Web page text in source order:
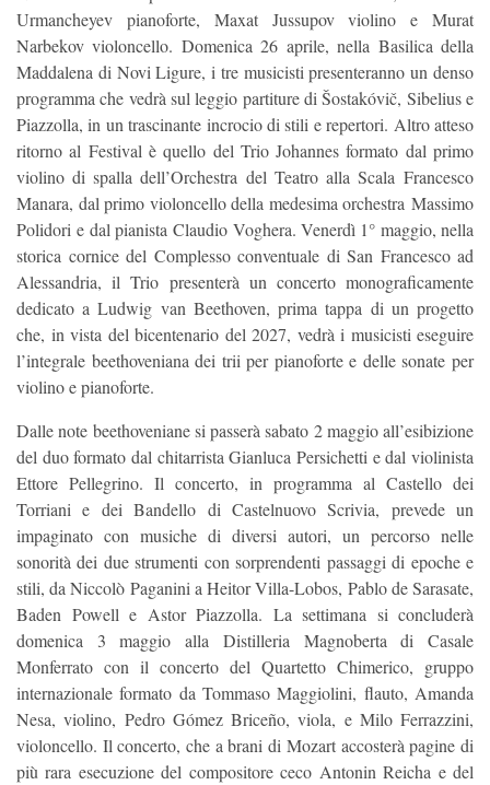
Urmancheyev pianoforte, Maxat Jussupov violino e Murat
Narbekov violoncello. Domenica 26 aprile, nella Basilica della
Maddalena di Novi Ligure, i tre musicisti presenteranno un denso
programma che vedrà sul leggio partiture di Šostakóvič, Sibelius e
Piazzolla, in un trascinante incrocio di stili e repertori. Altro atteso
ritorno al Festival è quello del Trio Johannes formato dal primo
violino di spalla dell’Orchestra del Teatro alla Scala Francesco
Manara, dal primo violoncello della medesima orchestra Massimo
Polidori e dal pianista Claudio Voghera. Venerdì 1° maggio, nella
storica cornice del Complesso conventuale di San Francesco ad
Alessandria, il Trio presenterà un concerto monograficamente
dedicato a Ludwig van Beethoven, prima tappa di un progetto
che, in vista del bicentenario del 2027, vedrà i musicisti eseguire
l’integrale beethoveniana dei trii per pianoforte e delle sonate per
violino e pianoforte.
Dalle note beethoveniane si passerà sabato 2 maggio all’esibizione
del duo formato dal chitarrista Gianluca Persichetti e dal violinista
Ettore Pellegrino. Il concerto, in programma al Castello dei
Torriani e dei Bandello di Castelnuovo Scrivia, prevede un
impaginato con musiche di diversi autori, un percorso nelle
sonorità dei due strumenti con sorprendenti passaggi di epoche e
stili, da Niccolò Paganini a Heitor Villa-Lobos, Pablo de Sarasate,
Baden Powell e Astor Piazzolla. La settimana si concluderà
domenica 3 maggio alla Distilleria Magnoberta di Casale
Monferrato con il concerto del Quartetto Chimerico, gruppo
internazionale formato da Tommaso Maggiolini, flauto, Amanda
Nesa, violino, Pedro Gómez Briceño, viola, e Milo Ferrazzini,
violoncello. Il concerto, che a brani di Mozart accosterà pagine di
più rara esecuzione del compositore ceco Antonin Reicha e del